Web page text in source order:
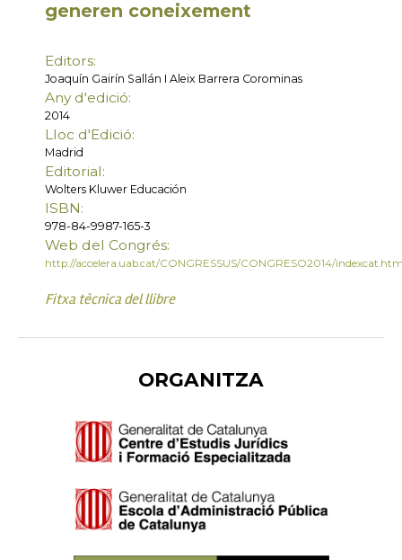
generen coneixement
Editors:
Joaquín Gairín Sallán I Aleix Barrera Corominas
Any d'edició:
2014
Lloc d'Edició:
Madrid
Editorial:
Wolters Kluwer Educación
ISBN:
978-84-9987-165-3
Web del Congrés:
http://accelera.uab.cat/CONGRESSUS/CONGRESO2014/
Fitxa tècnica del llibre
ORGANITZA